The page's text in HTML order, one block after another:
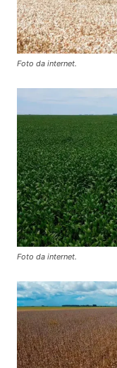
Foto da internet.
Foto da internet.